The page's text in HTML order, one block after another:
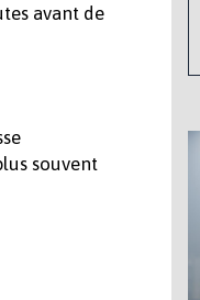
avant de
souvent